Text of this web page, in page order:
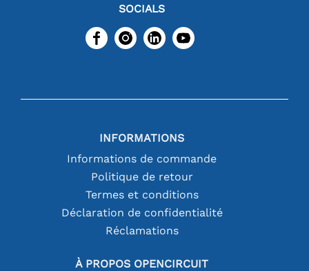
SOCIALS
INFORMATIONS
Informations de commande
Politique de retour
Termes et conditions
Déclaration de confidentialité
Réclamations
À PROPOS OPENCIRCUIT